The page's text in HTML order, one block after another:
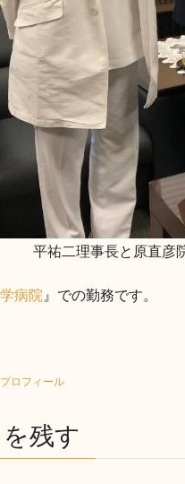
平祐二理事長と原直彦
病院』での勤務です。
プロフィール
残す